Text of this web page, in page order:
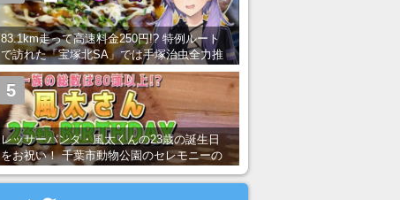
83.1km走って高速料金250円!? 特例ルート
で訪れた「宝塚北SA」では手塚治虫全力推
し＆関西グルメが楽しめる！
レッサーパンダ・風太くんの23歳の誕生日
をお祝い！ 千葉市動物公園のセレモニーの
5